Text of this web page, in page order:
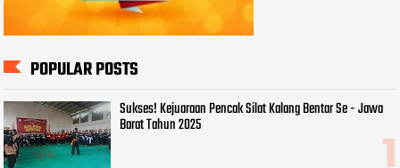
POPULAR POSTS
Sukses! Kejuaraan Pencak Silat Kalang Bentar Se - Jawa
Barat Tahun 2025